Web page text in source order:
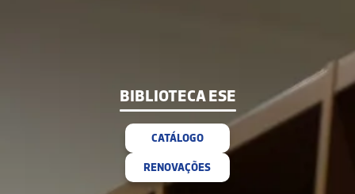
BIBLIOTECA ESE
CATÁLOGO
RENOVAÇÕES